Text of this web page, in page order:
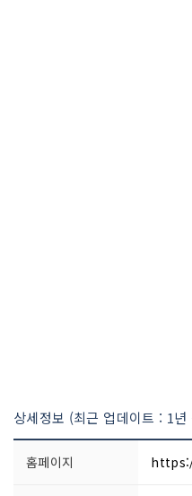
상세정보 (최근 업데이트 : 1년
홈페이지